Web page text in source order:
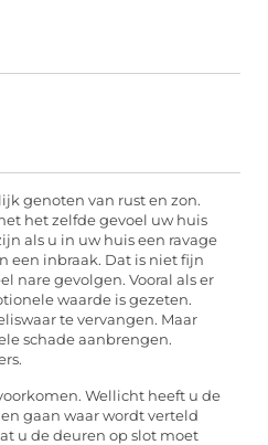
genoten van rust en zon.
het zelfde gevoel uw huis
als u in uw huis een ravage
een inbraak. Dat is niet fijn
nare gevolgen. Vooral als er
waarde is gezeten.
te vervangen. Maar
schade aanbrengen.
Wellicht heeft u de
gaan waar wordt verteld
u de deuren op slot moet